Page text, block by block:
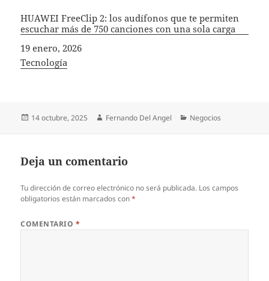
HUAWEI FreeClip 2: los audífonos que te permiten
escuchar más de 750 canciones con una sola carga
Fecha
19 enero, 2026
In relation to
Tecnología
Publicado
14 octubre, 2025 Autor
Fernando Del Angel Categorías
Negocios
Deja un comentario
Tu dirección de correo electrónico no será publicada. Los campos
obligatorios están marcados con*
COMENTARIO *